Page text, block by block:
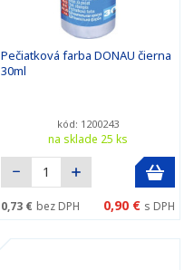
Pečiatková farba DONAU čierna
30ml
kód: 1200243
na sklade 25 ks
0,73 € bez DPH 0,90 € s DPH